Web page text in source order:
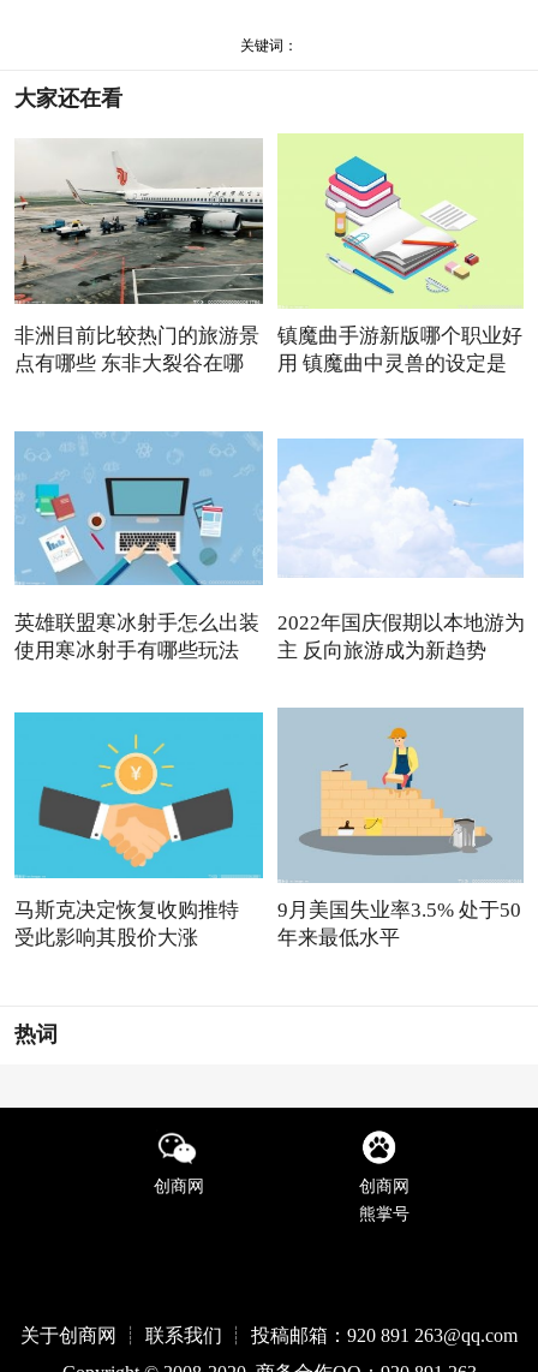
关键词：
大家还在看
非洲目前比较热门的旅游景
点有哪些 东非大裂谷在哪
镇魔曲手游新版哪个职业好
用 镇魔曲中灵兽的设定是
英雄联盟寒冰射手怎么出装
使用寒冰射手有哪些玩法
2022年国庆假期以本地游为
主 反向旅游成为新趋势
马斯克决定恢复收购推特
受此影响其股价大涨
9月美国失业率3.5% 处于50
年来最低水平
热词
创商网
创商网
熊掌号
关于创商网 ┊ 联系我们 ┊ 投稿邮箱：920 891 263@qq.com